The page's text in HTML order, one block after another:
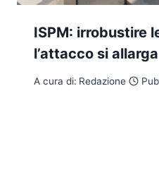
ISPM: irrobustire
l’attacco si allarga
A cura di: Redazione